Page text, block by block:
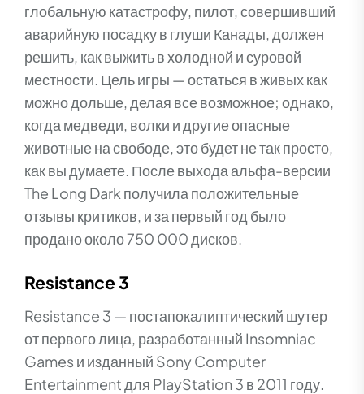
глобальную катастрофу, пилот, совершивший
аварийную посадку в глуши Канады, должен
решить, как выжить в холодной и суровой
местности. Цель игры — остаться в живых как
можно дольше, делая все возможное; однако,
когда медведи, волки и другие опасные
животные на свободе, это будет не так просто,
как вы думаете. После выхода альфа-версии
The Long Dark получила положительные
отзывы критиков, и за первый год было
продано около 750 000 дисков.
Resistance 3
Resistance 3 — постапокалиптический шутер
от первого лица, разработанный Insomniac
Games и изданный Sony Computer
Entertainment для PlayStation 3 в 2011 году.